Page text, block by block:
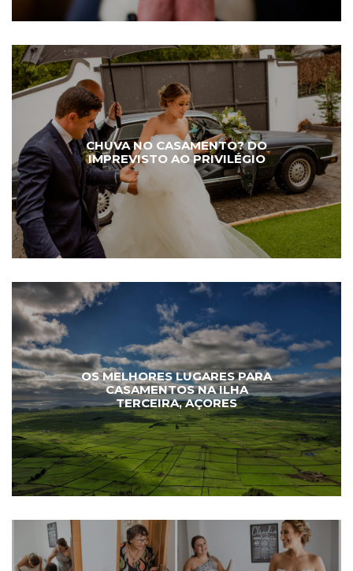
CHUVA NO CASAMENTO? DO
IMPREVISTO AO PRIVILÉGIO
OS MELHORES LUGARES PARA
CASAMENTOS NA ILHA
TERCEIRA, AÇORES